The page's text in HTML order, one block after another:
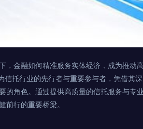
，金融如何精准服务实体经济，成为推动
托行业的先行者与重要参与者，凭借其
的角色。通过提供高质量的信托服务与专
前行的重要桥梁。